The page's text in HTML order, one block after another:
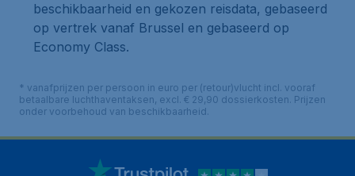
beschikbaarheid en gekozen reisdata, gebaseerd
op vertrek vanaf Brussel en gebaseerd op
Economy Class.
* vanafprijzen per persoon in euro per (retour)vlucht incl. vooraf
betaalbare luchthaventaksen, excl. € 29,90 dossierkosten. Prijzen
onder voorbehoud van beschikbaarheid.